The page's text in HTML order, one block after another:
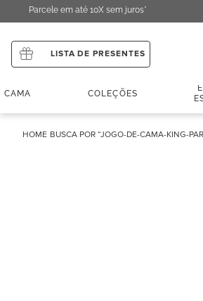
Parcele em até 10X sem juros*
LISTA DE PRESENTES
CAMA COLEÇÕES
JOGO-DE-CAMA-KING-